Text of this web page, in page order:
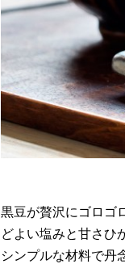
黒豆が贅沢にゴロゴ
どよい塩みと甘さひ
シンプルな材料で丹